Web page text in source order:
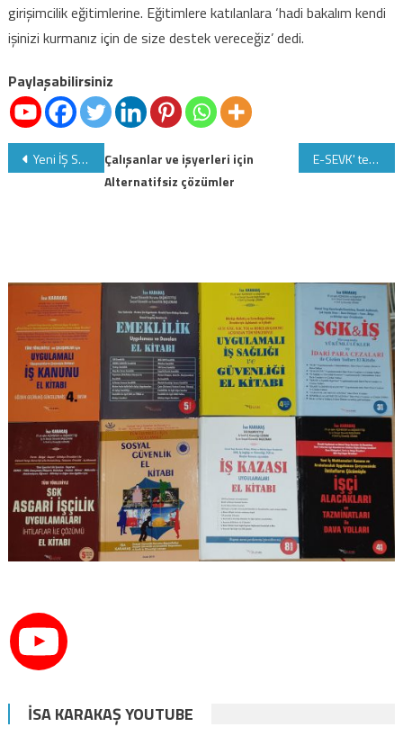
girişimcilik eğitimlerine. Eğitimlere katılanlara ‘hadi bakalım kendi
işinizi kurmanız için de size destek vereceğiz’ dedi.
Paylaşabilirsiniz
Yazı
gezinmesi
Yeni İŞ Sağlığı ve Güvenliği Kanununa göre İşyerlerinin tehlike sınıflarının belirlenmesinde esas alınacak kriterler ve yapılacak işlemler? E-SEVK' te Önemli Hususlar!! yeni uygulamaya alışın her türlü hasta sevk işlemleri artık elektronik!!!
Çalışanlar ve işyerleri için
Alternatifsiz çözümler
İSA KARAKAŞ YOUTUBE